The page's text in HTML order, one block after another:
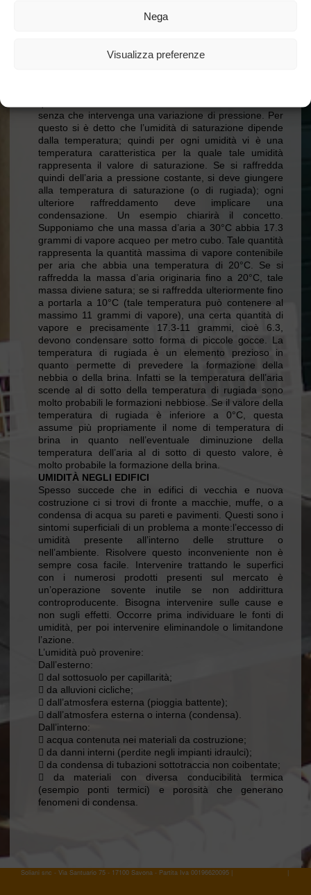
Nega
Visualizza preferenze
relativa del 100%; se per la stessa temperatura si
TEMPERATURA DI RUGIADA
senza che intervenga una variazione di pressione. Per
questo si è detto che l’umidità di saturazione dipende
dalla temperatura; quindi per ogni umidità vi è una
temperatura caratteristica per la quale tale umidità
rappresenta il valore di saturazione. Se si raffredda
quindi dell’aria a pressione costante, si deve giungere
alla temperatura di saturazione (o di rugiada); ogni
ulteriore raffreddamento deve implicare una
condensazione. Un esempio chiarirà il concetto.
Supponiamo che una massa d’aria a 30°C abbia 17.3
grammi di vapore acqueo per metro cubo. Tale quantità
rappresenta la quantità massima di vapore contenibile
per aria che abbia una temperatura di 20°C. Se si
raffredda la massa d’aria originaria fino a 20°C, tale
massa diviene satura; se si raffredda ulteriormente fino
a portarla a 10°C (tale temperatura può contenere al
massimo 11 grammi di vapore), una certa quantità di
vapore e precisamente 17.3-11 grammi, cioè 6.3,
devono condensare sotto forma di piccole gocce. La
temperatura di rugiada è un elemento prezioso in
quanto permette di prevedere la formazione della
nebbia o della brina. Infatti se la temperatura dell’aria
scende al di sotto della temperatura di rugiada sono
molto probabili le formazioni nebbiose. Se il valore della
temperatura di rugiada è inferiore a 0°C, questa
assume più propriamente il nome di temperatura di
brina in quanto nell’eventuale diminuzione della
temperatura dell’aria al di sotto di questo valore, è
molto probabile la formazione della brina.
UMIDITÀ NEGLI EDIFICI
Spesso succede che in edifici di vecchia e nuova
costruzione ci si trovi di fronte a macchie, muffe, o a
condensa di acqua su pareti e pavimenti. Questi sono i
sintomi superficiali di un problema a monte:l’eccesso di
umidità presente all’interno delle strutture o
nell’ambiente. Risolvere questo inconveniente non è
sempre cosa facile. Intervenire trattando le superfici
con i numerosi prodotti presenti sul mercato è
un’operazione sovente inutile se non addirittura
controproducente. Bisogna intervenire sulle cause e
non sugli effetti. Occorre prima individuare le fonti di
umidità, per poi intervenire eliminandole o limitandone
l’azione.
L’umidità può provenire:
Dall’esterno:
 dal sottosuolo per capillarità;
 da alluvioni cicliche;
 dall’atmosfera esterna (pioggia battente);
 dall’atmosfera esterna o interna (condensa).
Dall’interno:
 acqua contenuta nei materiali da costruzione;
 da danni interni (perdite negli impianti idraulci);
 da condensa di tubazioni sottotraccia non coibentate;
 da materiali con diversa conducibilità termica
(esempio ponti termici) e porosità che generano
fenomeni di condensa.
Soliani snc - Via Santuario 75 - 17100 Savona - Partita Iva 00196620095 | |